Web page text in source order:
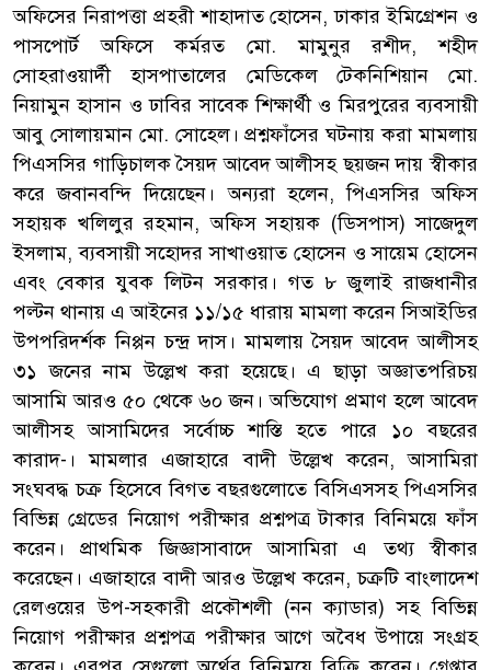
অফিসের নিরাপত্তা প্রহরী শাহাদাত হোসেন, ঢাকার ইমিগ্রেশন ও
পাসপোর্ট অফিসে কর্মরত মো. মামুনুর রশীদ, শহীদ
সোহরাওয়ার্দী হাসপাতালের মেডিকেল টেকনিশিয়ান মো.
নিয়ামুন হাসান ও ঢাবির সাবেক শিক্ষার্থী ও মিরপুরের ব্যবসায়ী
আবু সোলায়মান মো. সোহেল। প্রশ্নফাঁসের ঘটনায় করা মামলায়
পিএসসির গাড়িচালক সৈয়দ আবেদ আলীসহ ছয়জন দায় স্বীকার
করে জবানবন্দি দিয়েছেন। অন্যরা হলেন, পিএসসির অফিস
সহায়ক খলিলুর রহমান, অফিস সহায়ক (ডিসপাস) সাজেদুল
ইসলাম, ব্যবসায়ী সহোদর সাখাওয়াত হোসেন ও সায়েম হোসেন
এবং বেকার যুবক লিটন সরকার। গত ৮ জুলাই রাজধানীর
পল্টন থানায় এ আইনের ১১/১৫ ধারায় মামলা করেন সিআইডির
উপপরিদর্শক নিপ্পন চন্দ্র দাস। মামলায় সৈয়দ আবেদ আলীসহ
৩১ জনের নাম উল্লেখ করা হয়েছে। এ ছাড়া অজ্ঞাতপরিচয়
আসামি আরও ৫০ থেকে ৬০ জন। অভিযোগ প্রমাণ হলে আবেদ
আলীসহ আসামিদের সর্বোচ্চ শাস্তি হতে পারে ১০ বছরের
কারাদ-। মামলার এজাহারে বাদী উল্লেখ করেন, আসামিরা
সংঘবদ্ধ চক্র হিসেবে বিগত বছরগুলোতে বিসিএসসহ পিএসসির
বিভিন্ন গ্রেডের নিয়োগ পরীক্ষার প্রশ্নপত্র টাকার বিনিময়ে ফাঁস
করেন। প্রাথমিক জিজ্ঞাসাবাদে আসামিরা এ তথ্য স্বীকার
করেছেন। এজাহারে বাদী আরও উল্লেখ করেন, চক্রটি বাংলাদেশ
রেলওয়ের উপ-সহকারী প্রকৌশলী (নন ক্যাডার) সহ বিভিন্ন
নিয়োগ পরীক্ষার প্রশ্নপত্র পরীক্ষার আগে অবৈধ উপায়ে সংগ্রহ